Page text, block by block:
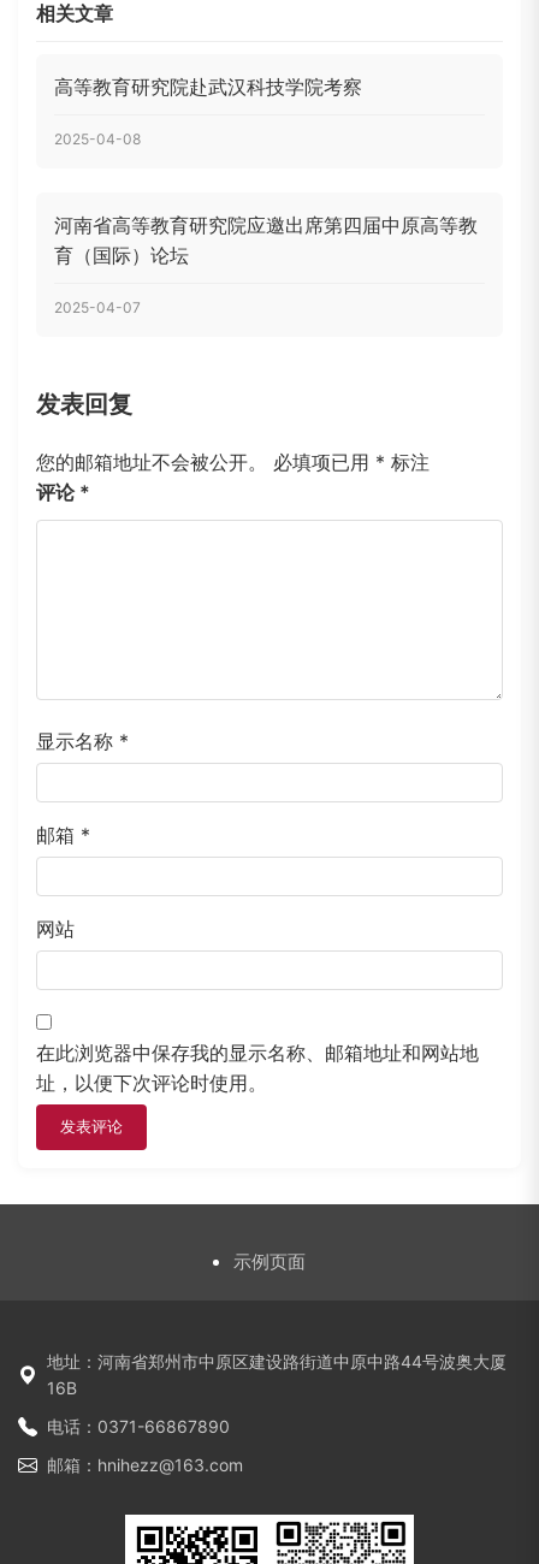
相关文章
高等教育研究院赴武汉科技学院考察
2025-04-08
河南省高等教育研究院应邀出席第四届中原高等教
育（国际）论坛
2025-04-07
发表回复
您的邮箱地址不会被公开。 必填项已用 * 标注
评论 *
显示名称 *
邮箱 *
网站
在此浏览器中保存我的显示名称、邮箱地址和网站地
址，以便下次评论时使用。
示例页面
地址：河南省郑州市中原区建设路街道中原中路44号波奥大厦
16B
电话：0371-66867890
邮箱：hnihezz@163.com